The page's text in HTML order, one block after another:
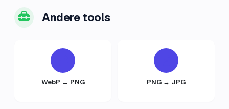
Andere tools
WebP → PNG PNG → JPG